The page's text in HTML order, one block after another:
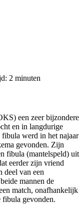
2 minuten
een zeer bijzondere
en in langdurige
werd in het najaar
gevonden. Zijn
fibula (mantelspeld) uit
eerder zijn vriend
deel van een
mannen de
match, onafhankelijk
fibula gevonden.